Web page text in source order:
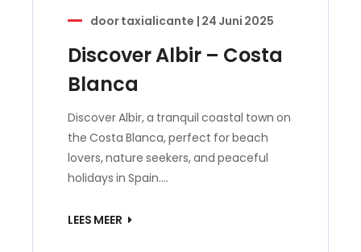
doortaxialicante | 24 Juni 2025
Discover Albir – Costa
Blanca
Discover Albir, a tranquil coastal town on
the Costa Blanca, perfect for beach
lovers, nature seekers, and peaceful
holidays in Spain.…
LEES MEER